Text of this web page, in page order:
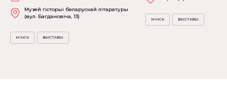
Музей гісторыі беларускай літаратуры
(вул. Багдановіча, 13)
МІНСК ВЫСТАВЫ
МІНСК ВЫСТАВЫ